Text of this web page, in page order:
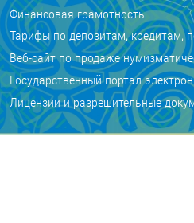
Финансовая грамотность
Тарифы по депозитам, кредитам,
Веб-сайт по продаже
Государственный портал
Лицензии и разрешительные